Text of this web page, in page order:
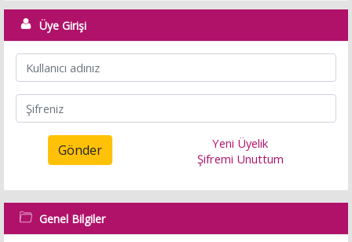
Üye Girişi
Gönder
Yeni Üyelik
Şifremi Unuttum
Genel Bilgiler